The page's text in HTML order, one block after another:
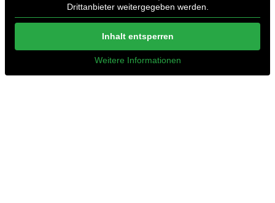
Drittanbieter weitergegeben werden.
Inhalt entsperren
Weitere Informationen